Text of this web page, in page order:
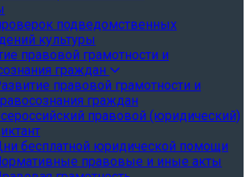
подведомственных
культуры
правовой грамотности и
граждан
правовой грамотности и
граждан
правовой (юридический)
бесплатной юридической помощи
правовые и иные акты